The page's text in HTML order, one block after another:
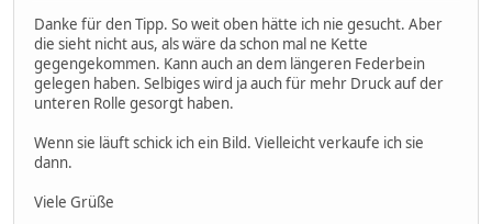
Danke für den Tipp. So weit oben hätte ich nie gesucht. Aber
die sieht nicht aus, als wäre da schon mal ne Kette
gegengekommen. Kann auch an dem längeren Federbein
gelegen haben. Selbiges wird ja auch für mehr Druck auf der
unteren Rolle gesorgt haben.
Wenn sie läuft schick ich ein Bild. Vielleicht verkaufe ich sie
dann.
Viele Grüße